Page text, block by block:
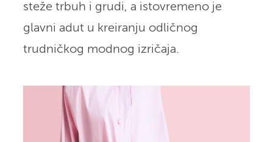
steže trbuh i grudi, a istovremeno je
glavni adut u kreiranju odličnog
trudničkog modnog izričaja.